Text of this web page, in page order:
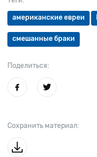
американские евреи
смешанные браки
Поделиться:
Сохранить материал: